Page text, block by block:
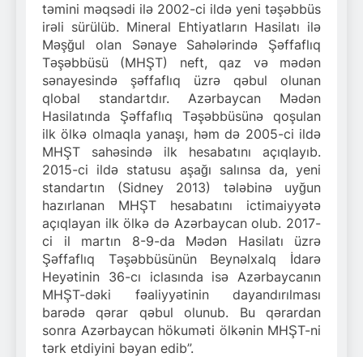
təmini məqsədi ilə 2002-ci ildə yeni təşəbbüs
irəli sürülüb. Mineral Ehtiyatların Hasilatı ilə
Məşğul olan Sənaye Sahələrində Şəffaflıq
Təşəbbüsü (MHŞT) neft, qaz və mədən
sənayesində şəffaflıq üzrə qəbul olunan
qlobal standartdır. Azərbaycan Mədən
Hasilatında Şəffaflıq Təşəbbüsünə qoşulan
ilk ölkə olmaqla yanaşı, həm də 2005-ci ildə
MHŞT sahəsində ilk hesabatını açıqlayıb.
2015-ci ildə statusu aşağı salınsa da, yeni
standartın (Sidney 2013) tələbinə uyğun
hazırlanan MHŞT hesabatını ictimaiyyətə
açıqlayan ilk ölkə də Azərbaycan olub. 2017-
ci il martın 8-9-da Mədən Hasilatı üzrə
Şəffaflıq Təşəbbüsünün Beynəlxalq İdarə
Heyətinin 36-cı iclasında isə Azərbaycanın
MHŞT-dəki fəaliyyətinin dayandırılması
barədə qərar qəbul olunub. Bu qərardan
sonra Azərbaycan hökuməti ölkənin MHŞT-ni
tərk etdiyini bəyan edib”.